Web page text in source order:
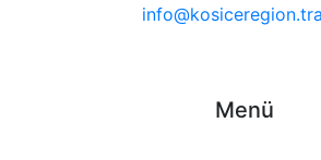
Menü